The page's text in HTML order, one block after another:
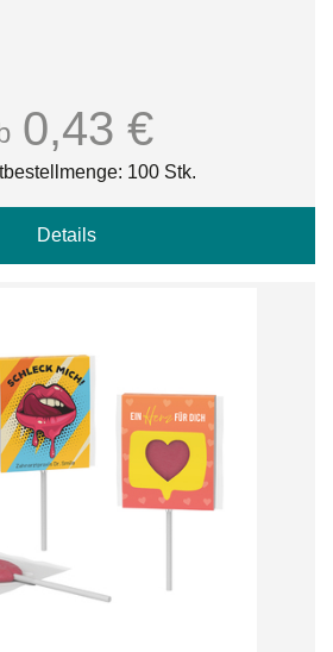
0,43 €
100 Stk.
Details